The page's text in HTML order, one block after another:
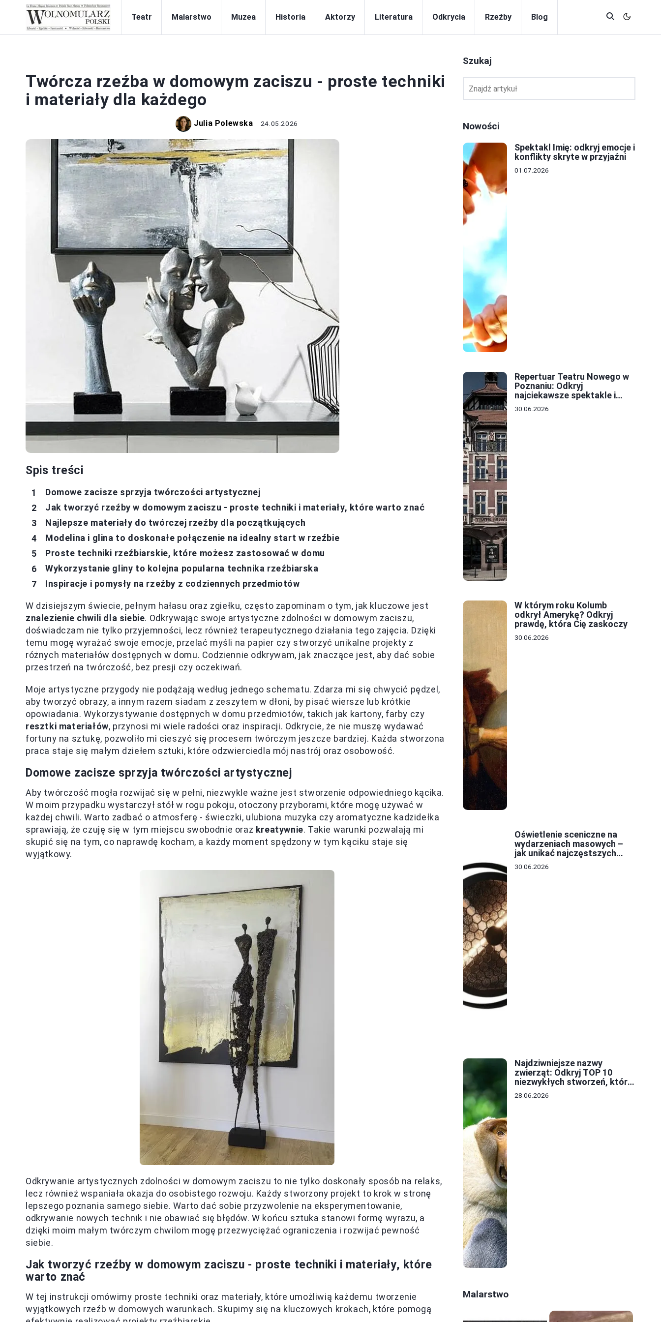
Teatr Malarstwo Muzea Historia Aktorzy Literatura Odkrycia Rzeźby Blog
Twórcza rzeźba w domowym zaciszu - proste techniki
i materiały dla każdego
Julia Polewska 24.05.2026
Spis treści
Domowe zacisze sprzyja twórczości artystycznej
Jak tworzyć rzeźby w domowym zaciszu - proste techniki i materiały, które warto znać
Najlepsze materiały do twórczej rzeźby dla początkujących
Modelina i glina to doskonałe połączenie na idealny start w rzeźbie
Proste techniki rzeźbiarskie, które możesz zastosować w domu
Wykorzystanie gliny to kolejna popularna technika rzeźbiarska
Inspiracje i pomysły na rzeźby z codziennych przedmiotów
W dzisiejszym świecie, pełnym hałasu oraz zgiełku, często zapominam o tym, jak kluczowe jest
znalezienie chwili dla siebie. Odkrywając swoje artystyczne zdolności w domowym zaciszu,
doświadczam nie tylko przyjemności, lecz również terapeutycznego działania tego zajęcia. Dzięki
temu mogę wyrażać swoje emocje, przelać myśli na papier czy stworzyć unikalne projekty z
różnych materiałów dostępnych w domu. Codziennie odkrywam, jak znaczące jest, aby dać sobie
przestrzeń na twórczość, bez presji czy oczekiwań.
Moje artystyczne przygody nie podążają według jednego schematu. Zdarza mi się chwycić pędzel,
aby tworzyć obrazy, a innym razem siadam z zeszytem w dłoni, by pisać wiersze lub krótkie
opowiadania. Wykorzystywanie dostępnych w domu przedmiotów, takich jak kartony, farby czy
resztki materiałów, przynosi mi wiele radości oraz inspiracji. Odkrycie, że nie muszę wydawać
fortuny na sztukę, pozwoliło mi cieszyć się procesem twórczym jeszcze bardziej. Każda stworzona
praca staje się małym dziełem sztuki, które odzwierciedla mój nastrój oraz osobowość.
Domowe zacisze sprzyja twórczości artystycznej
Aby twórczość mogła rozwijać się w pełni, niezwykle ważne jest stworzenie odpowiedniego kącika.
W moim przypadku wystarczył stół w rogu pokoju, otoczony przyborami, które mogę używać w
każdej chwili. Warto zadbać o atmosferę - świeczki, ulubiona muzyka czy aromatyczne kadzidełka
sprawiają, że czuję się w tym miejscu swobodnie oraz kreatywnie. Takie warunki pozwalają mi
skupić się na tym, co naprawdę kocham, a każdy moment spędzony w tym kąciku staje się
wyjątkowy.
Odkrywanie artystycznych zdolności w domowym zaciszu to nie tylko doskonały sposób na relaks,
lecz również wspaniała okazja do osobistego rozwoju. Każdy stworzony projekt to krok w stronę
lepszego poznania samego siebie. Warto dać sobie przyzwolenie na eksperymentowanie,
odkrywanie nowych technik i nie obawiać się błędów. W końcu sztuka stanowi formę wyrazu, a
dzięki moim małym twórczym chwilom mogę przezwyciężać ograniczenia i rozwijać pewność
siebie.
Jak tworzyć rzeźby w domowym zaciszu - proste techniki i materiały, które
warto znać
W tej instrukcji omówimy proste techniki oraz materiały, które umożliwią każdemu tworzenie
wyjątkowych rzeźb w domowych warunkach. Skupimy się na kluczowych krokach, które pomogą
Szukaj
Nowości
Spektakl Imię: odkryj emocje i
konflikty skryte w przyjaźni
01.07.2026
Repertuar Teatru Nowego w
Poznaniu: Odkryj
najciekawsze spektakle i
wydarzenia tej sezonu
30.06.2026
W którym roku Kolumb
odkrył Amerykę? Odkryj
prawdę, która Cię zaskoczy
30.06.2026
Oświetlenie sceniczne na
wydarzeniach masowych –
jak unikać najczęstszych
błędów w projekcie?
30.06.2026
Najdziwniejsze nazwy
zwierząt: Odkryj TOP 10
niezwykłych stworzeń, które
zaskoczą każdego
28.06.2026
Malarstwo